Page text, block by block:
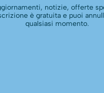
notizie, offerte
è gratuita e puoi
qualsiasi momento.